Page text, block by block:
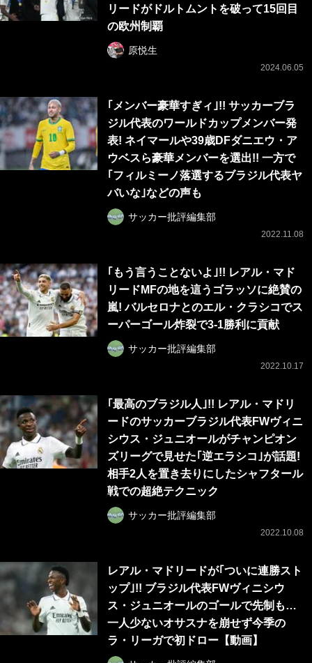
リードがドルトムントを破って15回目
の欧州制覇
原悦生
2024.06.05
｢メンバー豪華すぎィ｣!! サッカーブラ
ジル代表のワールドカップメンバー発
表! ネイマールや39歳DFダニエウ・ア
ウベスら豪華メンバーを選出!! 一方で
｢フィルミーノ落選するブラジル代表ヤ
バいな｣などの声も
サッカー批評編集部
2022.11.08
｢もう言うことないよ｣!! レアル・マド
リードMFの地を這うゴラッソに絶賛の
嵐! バルセロナとのエル・クラシコでス
ーパーゴール炸裂で3-1勝利に貢献
サッカー批評編集部
2022.10.17
｢最高のブラジル人｣!! レアル・マドリ
ードのサッカーブラジル代表FWヴィニ
シウス・ジュニオールがチャンピオン
ズリーグで見せた｢逆エラシコ｣が話題!
相手2人を置き去りにしたシャフタール
戦での超絶テクニック
サッカー批評編集部
2022.10.08
レアル・マドリードが｢ついに連勝スト
ップ｣!! ブラジル代表FWヴィニシウ
ス・ジュニオールのゴールで先制も…
一人少ないオサスナを崩せず今季の
ラ・リーガで初ドロー【動画】